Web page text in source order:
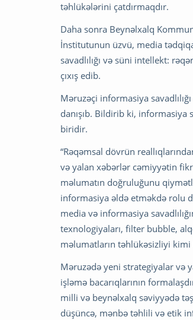
təhlükələrini çatdırmaqdır.
Daha sonra Beynəlxalq
İnstitutunun üzvü, media
savadlılığı və süni intellekt:
çıxış edib.
Məruzəçi informasiya
danışıb. Bildirib ki, informasiya
biridir.
“Rəqəmsal dövrün
və yalan xəbərlər cəmiyyətin
məlumatın doğruluğunu
informasiya əldə etməkdə rolu
media və informasiya
texnologiyaları, filter bubble,
məlumatların təhlükəsizliyi kimi
Məruzədə yeni strategiyalar və
işləmə bacarıqlarının
milli və beynəlxalq səviyyədə
düşüncə, mənbə təhlili və etik